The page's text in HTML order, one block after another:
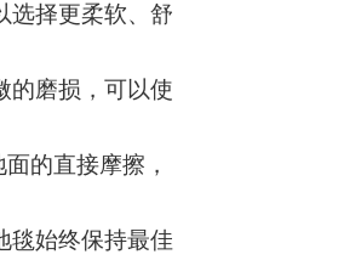
选择更柔软、舒
的磨损，可以使
的直接摩擦，
毯始终保持最佳